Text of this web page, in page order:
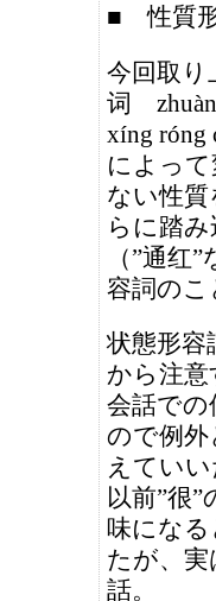
■ 性質形
今回取り
词
xíng
によって
ない性
らに踏
（”通红
容詞のこ
状態形容
から注意
会話での
ので例外
えていい
以前”很
味になる
たが、
話。